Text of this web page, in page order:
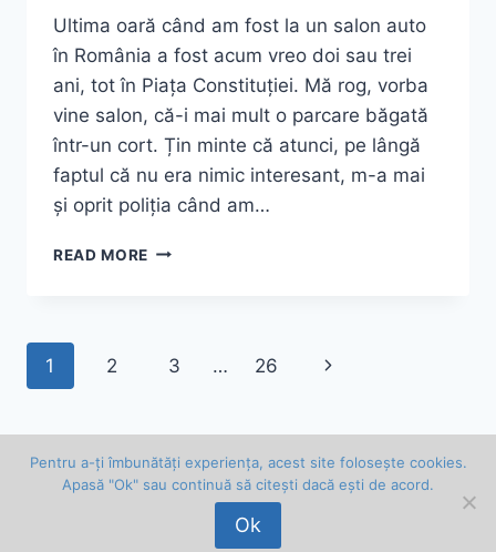
Ultima oară când am fost la un salon auto
în România a fost acum vreo doi sau trei
ani, tot în Piața Constituției. Mă rog, vorba
vine salon, că-i mai mult o parcare băgată
într-un cort. Țin minte că atunci, pe lângă
faptul că nu era nimic interesant, m-a mai
și oprit poliția când am…
READ MORE FETELE
MOTO
Page
1 2 3 … 26
Next
© 2026 Vlad Bălan . Toate drepturile rezervate.
Pentru a-ți îmbunătăți experiența, acest site folosește cookies.
Apasă "Ok" sau continuă să citești dacă ești de acord.
Ok